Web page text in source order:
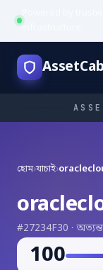
Powered by
infrastructure
হোম›যাচাই›
#27234F30 ·
100